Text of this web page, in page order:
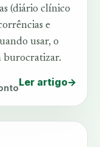
(diário clínico
e
usar, o
burocratizar.
Ler artigo→